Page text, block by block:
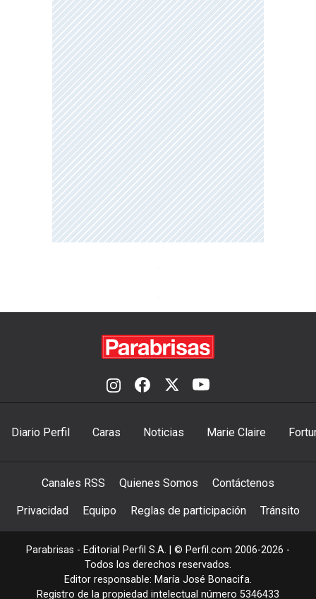
Diario Perfil Caras Noticias Marie Claire
Canales RSS Quienes Somos Contáctenos
Privacidad Equipo Reglas de participación Tránsito
Parabrisas - Editorial Perfil S.A. | © Perfil.com 2006-2026 -
Todos los derechos reservados.
Editor responsable: María José Bonacifa.
Registro de la propiedad intelectual número 5346433